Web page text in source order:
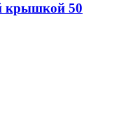
крышкой 50